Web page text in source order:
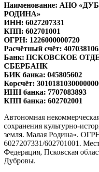
Наименование: АНО
РОДИНА»
ИНН: 6027207331
КПП: 602701001
ОГРН: 1226000000720
Расчётный счёт:
Банк: ПСКОВСКОЕ
СБЕРБАНК
БИК банка: 045805602
Корсчёт:
ИНН банка: 7707083893
КПП банка: 602702001
Автономная
сохранения культурно-
земля. Малая Родина».
6027207331/602701001.
Федерация, Псковская
Дубровы.